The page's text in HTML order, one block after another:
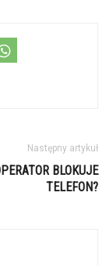
Następny artykuł
BLOKUJE
TELEFON?